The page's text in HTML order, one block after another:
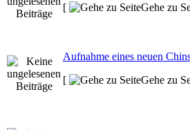
[
Gehe zu
Aufnahme eines neuen
[
Gehe zu